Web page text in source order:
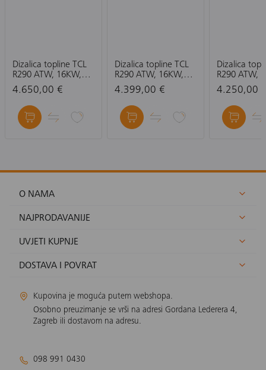
Dizalica topline TCL
R290 ATW, 16KW,
Monoblok, 3PH 380-
415 V, 50 HZ,
Električni grijač 6KW,
crna
4.650,00 €
Dizalica topline TCL
R290 ATW, 16KW,
Monoblok, 1PH 220-
240 V, 50 HZ,
Električni grijač 3KW,
crna
4.399,00 €
Dizalica
R290 ATW,
Monoblok,
240 V, 50
Električni
crna
4.250,00
O NAMA
NAJPRODAVANIJE
UVJETI KUPNJE
DOSTAVA I POVRAT
Kupovina je moguća putem webshopa.
Osobno preuzimanje se vrši na adresi Gordana Lederera 4,
Zagreb ili dostavom na adresu.
098 991 0430